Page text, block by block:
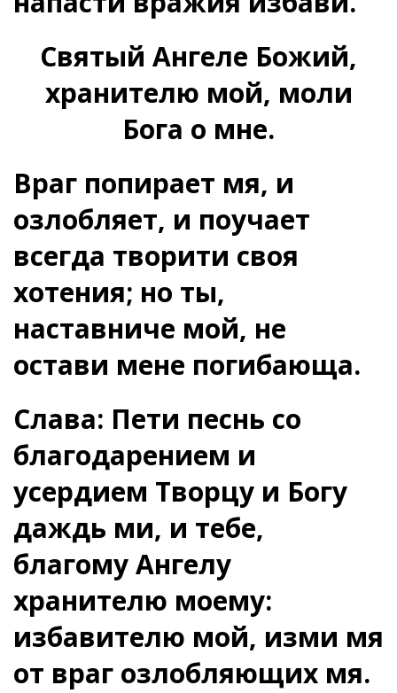
Святый Ангеле Божий,
хранителю мой, моли
Бога о мне.
Враг попирает мя, и
озлобляет, и поучает
всегда творити своя
хотения; но ты,
наставниче мой, не
остави мене погибающа.
Слава: Пети песнь со
благодарением и
усердием Творцу и Богу
даждь ми, и тебе,
благому Ангелу
хранителю моему:
избавителю мой, изми мя
от враг озлобляющих мя.